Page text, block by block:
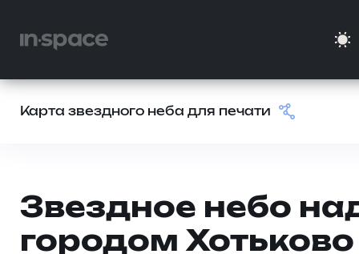
Карта звездного неба для печати
Звездное небо
городом Хотьково